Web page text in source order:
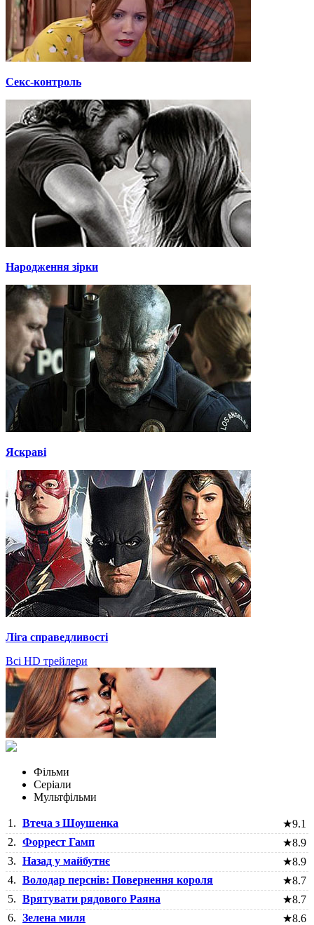
Секс-контроль
Народження зірки
Яскраві
Ліга справедливості
Всі HD трейлери
Фільми
Серіали
Мультфільми
1. Втеча з Шоушенка ★9.1
2. Форрест Гамп ★8.9
3. Назад у майбутнє ★8.9
4. Володар перснів: Повернення короля ★8.7
5. Врятувати рядового Раяна ★8.7
6. Зелена миля ★8.6